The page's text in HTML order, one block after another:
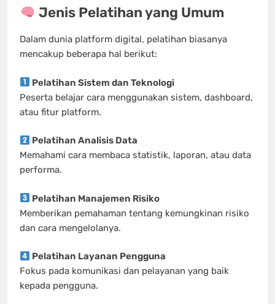
Jenis Pelatihan yang Umum
Dalam dunia platform digital, pelatihan biasanya
mencakup beberapa hal berikut:
Pelatihan Sistem dan Teknologi
Peserta belajar cara menggunakan sistem, dashboard,
atau fitur platform.
Pelatihan Analisis Data
Memahami cara membaca statistik, laporan, atau data
performa.
Pelatihan Manajemen Risiko
Memberikan pemahaman tentang kemungkinan risiko
dan cara mengelolanya.
Pelatihan Layanan Pengguna
Fokus pada komunikasi dan pelayanan yang baik
kepada pengguna.